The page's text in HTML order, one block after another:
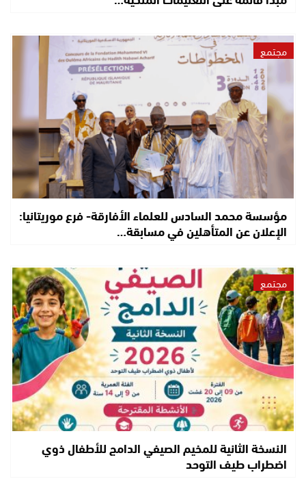
مجتمع
مؤسسة محمد السادس للعلماء الأفارقة- فرع موريتانيا:
الإعلان عن المتأهلين في مسابقة…
مجتمع
النسخة الثانية للمخيم الصيفي الدامج للأطفال ذوي
اضطراب طيف التوحد